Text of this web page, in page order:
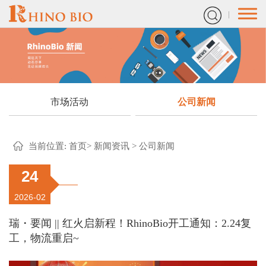
市场活动 公司新闻
当前位置: 首页> 新闻资讯 > 公司新闻
24
2026-02
瑞・要闻 || 红火启新程！RhinoBio开工通知：2.24复
工，物流重启~